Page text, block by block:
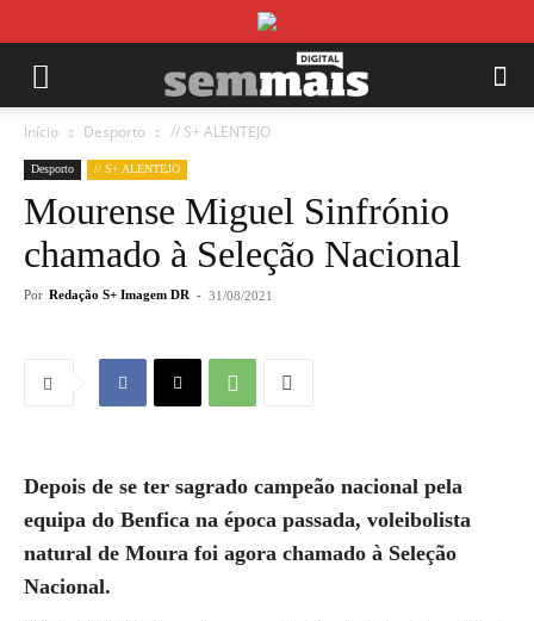
Início Desporto // S+ ALENTEJO
Desporto // S+ ALENTEJO
Mourense Miguel Sinfrónio
chamado à Seleção Nacional
Por Redação S+ Imagem DR - 31/08/2021
Depois de se ter sagrado campeão nacional pela
equipa do Benfica na época passada, voleibolista
natural de Moura foi agora chamado à Seleção
Nacional.